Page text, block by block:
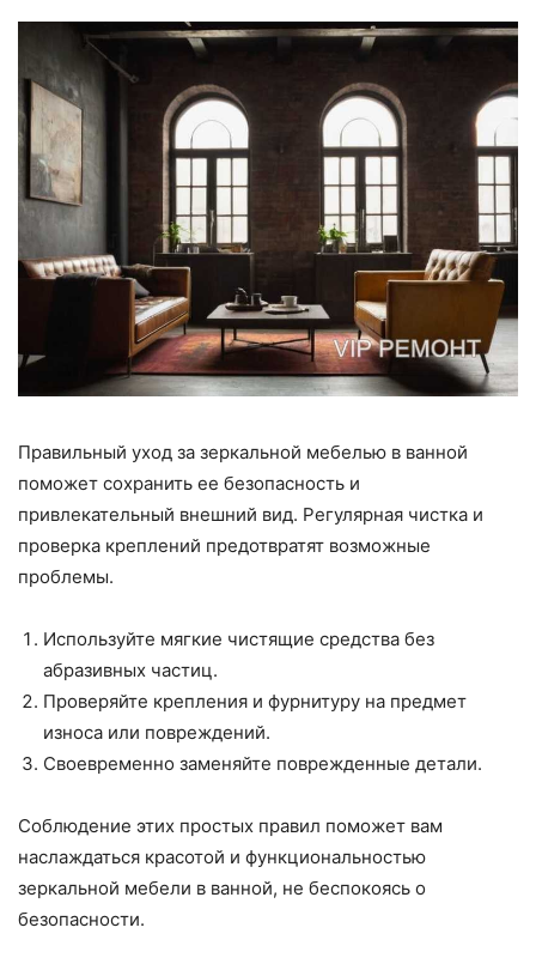
Правильный уход за зеркальной мебелью в ванной
поможет сохранить ее безопасность и
привлекательный внешний вид. Регулярная чистка и
проверка креплений предотвратят возможные
проблемы.
Используйте мягкие чистящие средства без
абразивных частиц.
Проверяйте крепления и фурнитуру на предмет
износа или повреждений.
Своевременно заменяйте поврежденные детали.
Соблюдение этих простых правил поможет вам
наслаждаться красотой и функциональностью
зеркальной мебели в ванной, не беспокоясь о
безопасности.